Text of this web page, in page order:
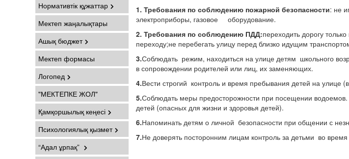
Нормативтік құжаттар
Мектеп жаңалықтары
Ашық бюджет
Мектеп формасы
Логопед
"МЕКТЕПКЕ ЖОЛ"
Қамқоршылық кеңесі
Психологиялық қызмет
“Адал ұрпақ”
1. Требования по соблюдению пожарной безопасности: не
электроприборы, газовое оборудование.
2. Требования по соблюдению ПДД:переходить дорогу
переходу;не перебегать улицу перед близко идущим
3.Соблюдать режим, находиться на улице детям школьного
в сопровождении родителей или лиц, их заменяющих.
4.Вести строгий контроль и время пребывания детей на улице
5.Соблюдать меры предосторожности при посещении водоемов.
детей (опасных для жизни и здоровья детей).
6.Напоминать детям о личной безопасности при общении с
7.Не доверять посторонним лицам контроль за детьми во время